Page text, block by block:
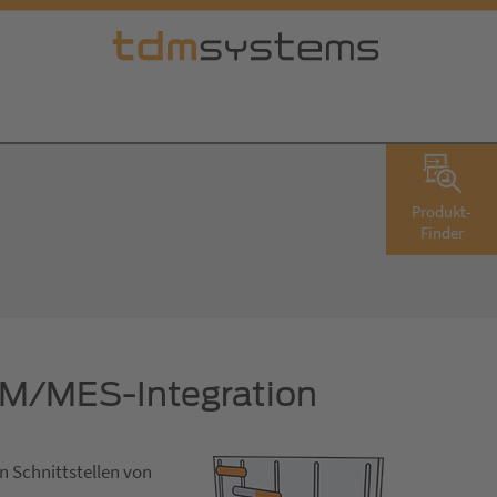
Produkt-
Finder
MES-Integration
Schnittstellen von